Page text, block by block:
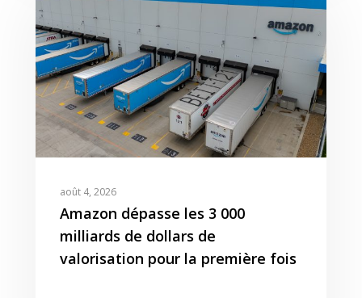
août 4, 2026
Amazon dépasse les 3 000
milliards de dollars de
valorisation pour la première fois